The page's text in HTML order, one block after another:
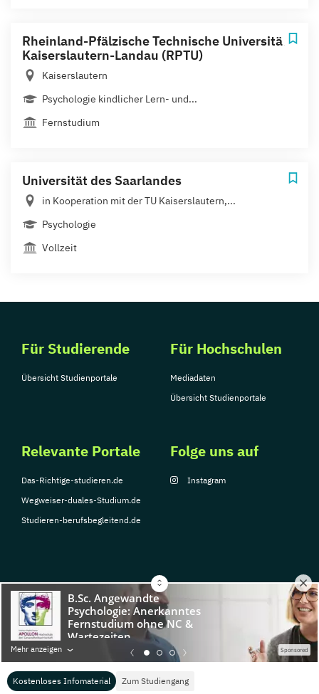
Kostenloses Infomaterial Zum Studiengang
Mehr anzeigen Sponsored
Rheinland-Pfälzische Technische Universität
Kaiserslautern-Landau (RPTU)
Kaiserslautern
Psychologie kindlicher Lern- und...
Fernstudium
Universität des Saarlandes
in Kooperation mit der TU Kaiserslautern,...
Psychologie
Vollzeit
Für Studierende
Übersicht Studienportale
Für Hochschulen
Mediadaten
Übersicht Studienportale
Relevante Portale
Das-Richtige-studieren.de
Wegweiser-duales-Studium.de
Studieren-berufsbegleitend.de
Folge uns auf
Instagram
© Copyright 2026, TarGroup Media GmbH
Impressum
Datenschutzerklärung